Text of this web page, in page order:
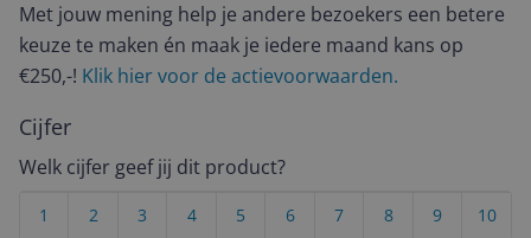
Met jouw mening help je andere bezoekers een betere
keuze te maken én maak je iedere maand kans op
€250,-! Klik hier voor de actievoorwaarden.
Cijfer
Welk cijfer geef jij dit product?
10
9
8
7
6
5
4
3
2
1